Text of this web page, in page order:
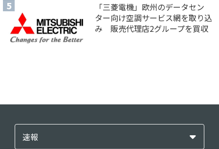
「三菱電機」欧州のデータセン
ター向け空調サービス網を取り込
み 販売代理店2グループを買収
速報